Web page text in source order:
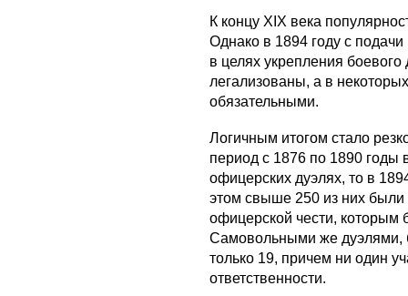
К концу XIX века
Однако в 1894 году с
в целях укрепления
легализованы, а в
обязательными.
Логичным итогом стало
период с 1876 по 1890 годы
офицерских дуэлях, то в
этом свыше 250 из них
офицерской чести, которым
Самовольными же дуэлями,
только 19, причем ни один
ответственности.